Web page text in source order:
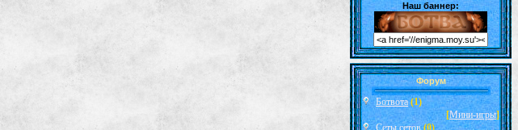
Наш баннер:
Форум
Ботвота (1)
[Мини-игры]
Сеты сетов (0)